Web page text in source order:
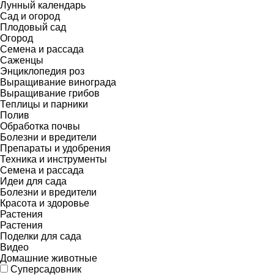
Лунный календарь
Сад и огород
Плодовый сад
Огород
Семена и рассада
Саженцы
Энциклопедия роз
Выращивание винограда
Выращивание грибов
Теплицы и парники
Полив
Обработка почвы
Болезни и вредители
Препараты и удобрения
Техника и инструменты
Семена и рассада
Идеи для сада
Болезни и вредители
Красота и здоровье
Растения
Растения
Поделки для сада
Видео
Домашние животные
Суперсадовник